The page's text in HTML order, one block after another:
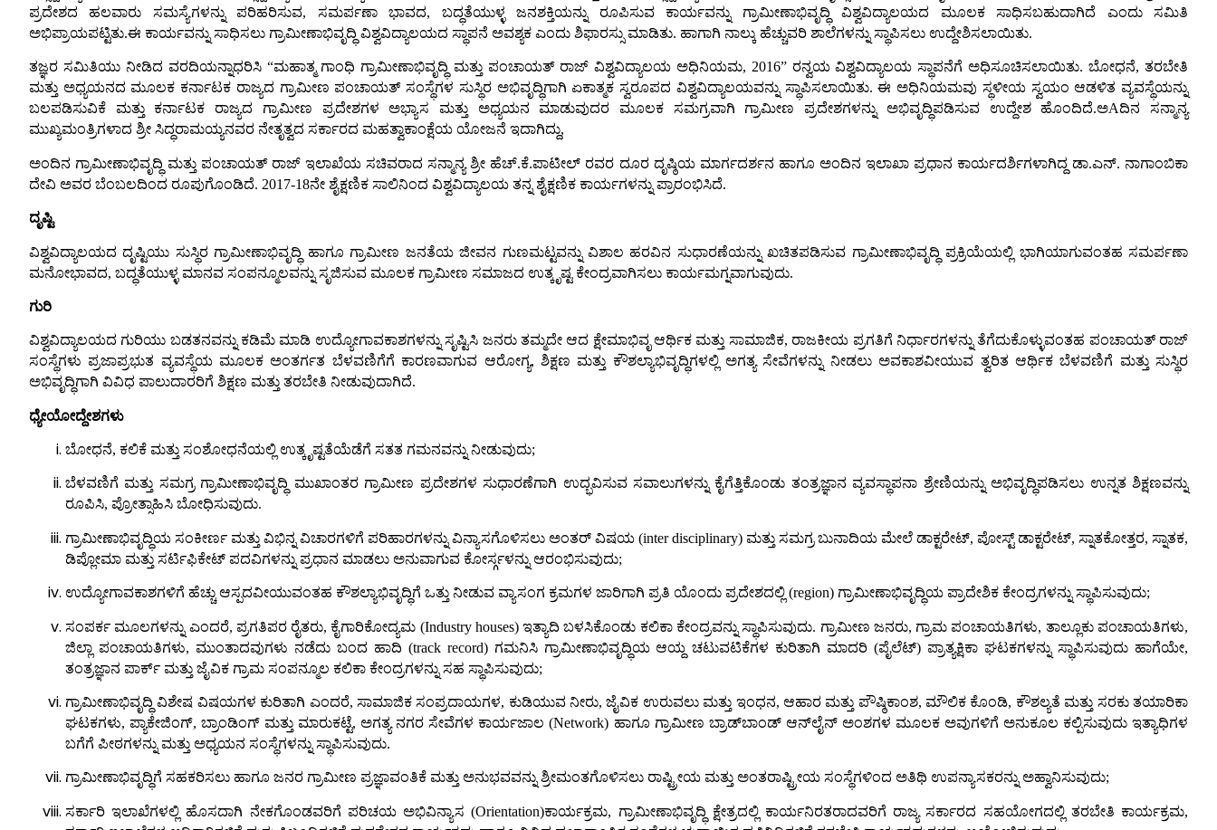
ಪ್ರದೇಶದ ಹಲವಾರು ಸಮಸ್ಯೆಗಳನ್ನು ಪರಿಹರಿಸುವ, ಸಮರ್ಪಣಾ ಭಾವದ, ಬದ್ಧತೆಯುಳ್ಳ ಜನಶಕ್ತಿಯನ್ನು ರೂಪಿಸುವ ಕಾರ್ಯವನ್ನು ಗ್ರಾಮೀಣಾಭಿವೃದ್ಧಿ ವಿಶ್ವವಿದ್ಯಾಲಯದ ಮೂಲಕ ಸಾಧಿಸಬಹುದಾಗಿದೆ ಎಂದು ಸಮಿತಿ
ಅಭಿಪ್ರಾಯಪಟ್ಟಿತು.ಈ ಕಾರ್ಯವನ್ನು ಸಾಧಿಸಲು ಗ್ರಾಮೀಣಾಭಿವೃದ್ಧಿ ವಿಶ್ವವಿದ್ಯಾಲಯದ ಸ್ಥಾಪನೆ ಅವಶ್ಯಕ ಎಂದು ಶಿಫಾರಸ್ಸು ಮಾಡಿತು. ಹಾಗಾಗಿ ನಾಲ್ಕು ಹೆಚ್ಚುವರಿ ಶಾಲೆಗಳನ್ನು ಸ್ಥಾಪಿಸಲು ಉದ್ದೇಶಿಸಲಾಯಿತು.
ತಜ್ಞರ ಸಮಿತಿಯು ನೀಡಿದ ವರದಿಯನ್ನಾಧರಿಸಿ “ಮಹಾತ್ಮ ಗಾಂಧಿ ಗ್ರಾಮೀಣಾಭಿವೃದ್ಧಿ ಮತ್ತು ಪಂಚಾಯತ್ ರಾಜ್ ವಿ‍ಶ್ವವಿದ್ಯಾಲಯ ಅಧಿನಿಯಮ, 2016” ರನ್ವಯ ವಿಶ್ವವಿದ್ಯಾಲಯ ಸ್ಥಾಪನೆಗೆ ಅಧಿಸೂಚಿಸಲಾಯಿತು. ಬೋಧನೆ, ತರಬೇತಿ
ಮತ್ತು ಅಧ್ಯಯನದ ಮೂಲಕ ಕರ್ನಾಟಕ ರಾಜ್ಯದ ಗ್ರಾಮೀಣ ಪಂಚಾಯತ್ ಸಂಸ್ಥೆಗಳ ಸುಸ್ಥಿರ ಅಭಿವೃದ್ಧಿಗಾಗಿ ಏಕಾತ್ಮಕ ಸ್ವರೂಪದ ವಿಶ್ವವಿದ್ಯಾಲಯವನ್ನು ಸ್ಥಾಪಿಸಲಾಯಿತು. ಈ ಅಧಿನಿಯಮವು ಸ್ಥಳೀಯ ಸ್ವಯಂ ಆಡಳಿತ ವ್ಯವಸ್ಥೆಯನ್ನು
ಬಲಪಡಿಸುವಿಕೆ ಮತ್ತು ಕರ್ನಾಟಕ ರಾಜ್ಯದ ಗ್ರಾಮೀಣ ಪ್ರದೇಶಗಳ ಅಭ್ಯಾಸ ಮತ್ತು ಅಧ್ಯಯನ ಮಾಡುವುದರ ಮೂಲಕ ಸಮಗ್ರವಾಗಿ ಗ್ರಾಮೀಣ ಪ್ರದೇಶಗಳನ್ನು ಅಭಿವೃದ್ಧಿಪಡಿಸುವ ಉದ್ದೇಶ ಹೊಂದಿದೆ.ಅAದಿನ ಸನ್ಮಾನ್ಯ
ಮುಖ್ಯಮಂತ್ರಿಗಳಾದ ಶ್ರೀ ಸಿದ್ಧರಾಮಯ್ಯನವರ ನೇತೃತ್ವದ ಸರ್ಕಾರದ ಮಹತ್ವಾಕಾಂಕ್ಷೆಯ ಯೋಜನೆ ಇದಾಗಿದ್ದು,
ಅಂದಿನ ಗ್ರಾಮೀಣಾಭಿವೃದ್ಧಿ ಮತ್ತು ಪಂಚಾಯತ್ ರಾಜ್ ಇಲಾಖೆಯ ಸಚಿವರಾದ ಸನ್ಮಾನ್ಯ ಶ್ರೀ ಹೆಚ್.ಕೆ.ಪಾಟೀಲ್ ರವರ ದೂರ ದೃಷ್ಠಿಯ ಮಾರ್ಗದರ್ಶನ ಹಾಗೂ ಅಂದಿನ ಇಲಾಖಾ ಪ್ರಧಾನ ಕಾರ್ಯದರ್ಶಿಗಳಾಗಿದ್ದ ಡಾ.ಎನ್. ನಾಗಾಂಬಿಕಾ
ದೇವಿ ಅವರ ಬೆಂಬಲದಿಂದ ರೂಪುಗೊಂಡಿದೆ. 2017-18ನೇ ಶೈಕ್ಷಣಿಕ ಸಾಲಿನಿಂದ ವಿಶ್ವವಿದ್ಯಾಲಯ ತನ್ನ ಶೈಕ್ಷಣಿಕ ಕಾರ್ಯಗಳನ್ನು ಪ್ರಾರಂಭಿಸಿದೆ.
ದೃಷ್ಟಿ
ವಿಶ್ವವಿದ್ಯಾಲಯದ ದೃಷ್ಟಿಯು ಸುಸ್ಥಿರ ಗ್ರಾಮೀಣಾಭಿವೃದ್ಧಿ ಹಾಗೂ ಗ್ರಾಮೀಣ ಜನತೆಯ ಜೀವನ ಗುಣಮಟ್ಟವನ್ನು ವಿಶಾಲ ಹರವಿನ ಸುಧಾರಣೆಯನ್ನು ಖಚಿತಪಡಿಸುವ ಗ್ರಾಮೀಣಾಭಿವೃದ್ಧಿ ಪ್ರಕ್ರಿಯೆಯಲ್ಲಿ ಭಾಗಿಯಾಗುವಂತಹ ಸಮರ್ಪಣಾ
ಮನೋಭಾವದ, ಬದ್ಧತೆಯುಳ್ಳ ಮಾನವ ಸಂಪನ್ಮೂಲವನ್ನು ಸೃಜಿಸುವ ಮೂಲಕ ಗ್ರಾಮೀಣ ಸಮಾಜದ ಉತ್ಕೃಷ್ಟ ಕೇಂದ್ರವಾಗಿಸಲು ಕಾರ್ಯಮಗ್ನವಾಗುವುದು.
ಗುರಿ
ವಿಶ್ವವಿದ್ಯಾಲಯದ ಗುರಿಯು ಬಡತನವನ್ನು ಕಡಿಮೆ ಮಾಡಿ ಉದ್ಯೋಗಾವಕಾಶಗಳನ್ನು ಸೃಷ್ಟಿಸಿ ಜನರು ತಮ್ಮದೇ ಆದ ಕ್ಷೇಮಾಭಿವೃ ಆರ್ಥಿಕ ಮತ್ತು ಸಾಮಾಜಿಕ, ರಾಜಕೀಯ ಪ್ರಗತಿಗೆ ನಿರ್ಧಾರಗಳನ್ನು ತೆಗೆದುಕೊಳ್ಳುವಂತಹ ಪಂಚಾಯತ್ ರಾಜ್
ಸಂಸ್ಥೆಗಳು ಪ್ರಜಾಪ್ರಭುತ ವ್ಯವಸ್ಥೆಯ ಮೂಲಕ ಅಂತರ್ಗತ ಬೆಳವಣಿಗೆಗೆ ಕಾರಣವಾಗುವ ಆರೋಗ್ಯ, ಶಿಕ್ಷಣ ಮತ್ತು ಕೌಶಲ್ಯಾಭಿವೃದ್ಧಿಗಳಲ್ಲಿ ಅಗತ್ಯ ಸೇವೆಗಳನ್ನು ನೀಡಲು ಅವಕಾಶವೀಯುವ ತ್ವರಿತ ಆರ್ಥಿಕ ಬೆಳವಣಿಗೆ ಮತ್ತು ಸುಸ್ಥಿರ
ಅಭಿವೃದ್ಧಿಗಾಗಿ ವಿವಿಧ ಪಾಲುದಾರರಿಗೆ ಶಿಕ್ಷಣ ಮತ್ತು ತರಬೇತಿ ನೀಡುವುದಾಗಿದೆ.
ಧ್ಯೇಯೋದ್ದೇಶಗಳು
ಬೋಧನೆ, ಕಲಿಕೆ ಮತ್ತು ಸಂಶೋಧನೆಯಲ್ಲಿ ಉತ್ಕೃಷ್ಟತೆಯೆಡೆಗೆ ಸತತ ಗಮನವನ್ನು ನೀಡುವುದು;
ಬೆಳವಣಿಗೆ ಮತ್ತು ಸಮಗ್ರ ಗ್ರಾಮೀಣಾಭಿವೃದ್ಧಿ ಮುಖಾಂತರ ಗ್ರಾಮೀಣ ಪ್ರದೇಶಗಳ ಸುಧಾರಣೆಗಾಗಿ ಉದ್ಭವಿಸುವ ಸವಾಲುಗಳನ್ನು ಕೈಗೆತ್ತಿಕೊಂಡು ತಂತ್ರಜ್ಞಾನ ವ್ಯವಸ್ಥಾಪನಾ ಶ್ರೇಣಿಯನ್ನು ಅಭಿವೃದ್ಧಿಪಡಿಸಲು ಉನ್ನತ ಶಿಕ್ಷಣವನ್ನು
ರೂಪಿಸಿ, ಪ್ರೋತ್ಸಾಹಿಸಿ ಬೋಧಿಸುವುದು.
ಗ್ರಾಮೀಣಾಭಿವೃದ್ಧಿಯ ಸಂಕೀರ್ಣ ಮತ್ತು ವಿಭಿನ್ನ ವಿಚಾರಗಳಿಗೆ ಪರಿಹಾರಗಳನ್ನು ವಿನ್ಯಾಸಗೊಳಿಸಲು ಅಂತರ್ ವಿಷಯ (inter disciplinary) ಮತ್ತು ಸಮಗ್ರ ಬುನಾದಿಯ ಮೇಲೆ ಡಾಕ್ಟರೇಟ್, ಪೋಸ್ಟ್ ಡಾಕ್ಟರೇಟ್, ಸ್ನಾತಕೋತ್ತರ, ಸ್ನಾತಕ,
ಡಿಪ್ಲೋಮಾ ಮತ್ತು ಸರ್ಟಿಫಿಕೇಟ್ ಪದವಿಗಳನ್ನು ಪ್ರಧಾನ ಮಾಡಲು ಅನುವಾಗುವ ಕೋರ್ಸ್ಗಳನ್ನು ಆರಂಭಿಸುವುದು;
ಉದ್ಯೋಗಾವಕಾಶಗಳಿಗೆ ಹೆಚ್ಚು ಆಸ್ಪದವೀಯುವಂತಹ ಕೌಶಲ್ಯಾಭಿವೃದ್ಧಿಗೆ ಒತ್ತು ನೀಡುವ ವ್ಯಾಸಂಗ ಕ್ರಮಗಳ ಜಾರಿಗಾಗಿ ಪ್ರತಿ ಯೊಂದು ಪ್ರದೇಶದಲ್ಲಿ (region) ಗ್ರಾಮೀಣಾಭಿವೃದ್ಧಿಯ ಪ್ರಾದೇಶಿಕ ಕೇಂದ್ರಗಳನ್ನು ಸ್ಥಾಪಿಸುವುದು;
ಸಂಪರ್ಕ ಮೂಲಗಳನ್ನು ಎಂದರೆ, ಪ್ರಗತಿಪರ ರೈತರು, ಕೈಗಾರಿಕೋದ್ಯಮ (Industry houses) ಇತ್ಯಾದಿ ಬಳಸಿಕೊಂಡು ಕಲಿಕಾ ಕೇಂದ್ರವನ್ನು ಸ್ಥಾಪಿಸುವುದು. ಗ್ರಾಮೀಣ ಜನರು, ಗ್ರಾಮ ಪಂಚಾಯತಿಗಳು, ತಾಲ್ಲೂಕು ಪಂಚಾಯತಿಗಳು,
ಜಿಲ್ಲಾ ಪಂಚಾಯತಿಗಳು, ಮುಂತಾದವುಗಳು ನಡೆದು ಬಂದ ಹಾದಿ (track record) ಗಮನಿಸಿ ಗ್ರಾಮೀಣಾಭಿವೃದ್ಧಿಯ ಆಯ್ದ ಚಟುವಟಿಕೆಗಳ ಕುರಿತಾಗಿ ಮಾದರಿ (ಪೈಲೆಟ್) ಪ್ರಾತ್ಯಕ್ಷಿಕಾ ಘಟಕಗಳನ್ನು ಸ್ಥಾಪಿಸುವುದು ಹಾಗೆಯೇ,
ತಂತ್ರಜ್ಞಾನ ಪಾರ್ಕ್ ಮತ್ತು ಜೈವಿಕ ಗ್ರಾಮ ಸಂಪನ್ಮೂಲ ಕಲಿಕಾ ಕೇಂದ್ರಗಳನ್ನು ಸಹ ಸ್ಥಾಪಿಸುವುದು;
ಗ್ರಾಮೀಣಾಭಿವೃದ್ಧಿ ವಿಶೇಷ ವಿಷಯಗಳ ಕುರಿತಾಗಿ ಎಂದರೆ, ಸಾಮಾಜಿಕ ಸಂಪ್ರದಾಯಗಳ, ಕುಡಿಯುವ ನೀರು, ಜೈವಿಕ ಉರುವಲು ಮತ್ತು ಇಂಧನ, ಆಹಾರ ಮತ್ತು ಪೌಷ್ಠಿಕಾಂಶ, ಮೌಲಿಕ ಕೊಂಡಿ, ಕೌಶಲ್ಯತೆ ಮತ್ತು ಸರಕು ತಯಾರಿಕಾ
ಘಟಕಗಳು, ಪ್ಯಾಕೇಜಿಂಗ್, ಬ್ರಾಂಡಿಂಗ್ ಮತ್ತು ಮಾರುಕಟ್ಟೆ, ಅಗತ್ಯ ನಗರ ಸೇವೆಗಳ ಕಾರ್ಯಜಾಲ (Network) ಹಾಗೂ ಗ್ರಾಮೀಣ ಬ್ರಾಡ್‌ಬಾಂಡ್ ಆನ್‌ಲೈನ್ ಅಂಶಗಳ ಮೂಲಕ ಅವುಗಳಿಗೆ ಅನುಕೂಲ ಕಲ್ಪಿಸುವುದು ಇತ್ಯಾಧಿಗಳ
ಬಗೆಗೆ ಪೀಠಗಳನ್ನು ಮತ್ತು ಅಧ್ಯಯನ ಸಂಸ್ಥೆಗಳನ್ನು ಸ್ಥಾಪಿಸುವುದು.
ಗ್ರಾಮೀಣಾಭಿವೃದ್ಧಿಗೆ ಸಹಕರಿಸಲು ಹಾಗೂ ಜನರ ಗ್ರಾಮೀಣ ಪ್ರಜ್ಞಾವಂತಿಕೆ ಮತ್ತು ಅನುಭವವನ್ನು ಶ್ರೀಮಂತಗೊಳಿಸಲು ರಾಷ್ಟ್ರೀಯ ಮತ್ತು ಅಂತರಾಷ್ಟ್ರೀಯ ಸಂಸ್ಥೆಗಳಿಂದ ಅತಿಥಿ ಉಪನ್ಯಾಸಕರನ್ನು ಅಹ್ವಾನಿಸುವುದು;
ಸರ್ಕಾರಿ ಇಲಾಖೆಗಳಲ್ಲಿ ಹೊಸದಾಗಿ ನೇಕಗೊಂಡವರಿಗೆ ಪರಿಚಯ ಅಭಿವಿನ್ಯಾಸ (Orientation)ಕಾರ್ಯಕ್ರಮ, ಗ್ರಾಮೀಣಾಭಿವೃದ್ಧಿ ಕ್ಷೇತ್ರದಲ್ಲಿ ಕಾರ್ಯನಿರತರಾದವರಿಗೆ ರಾಜ್ಯ ಸರ್ಕಾರದ ಸಹಯೋಗದಲ್ಲಿ ತರಬೇತಿ ಕಾರ್ಯಕ್ರಮ,